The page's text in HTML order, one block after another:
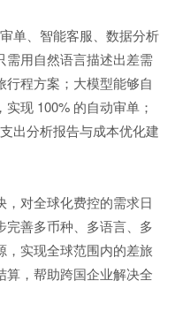
单、智能客服、数据分析
需用自然语言描述出差需
程方案；大模型能够自
现 100% 的自动审单；
出分析报告与成本优化建
对全球化费控的需求日
完善多币种、多语言、多
，实现全球范围内的差旅
算，帮助跨国企业解决全